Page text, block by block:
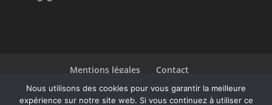
Mentions légales
Contact
Liste des articles
Nous utilisons des cookies pour vous garantir la meilleure
expérience sur notre site web. Si vous continuez à utiliser ce